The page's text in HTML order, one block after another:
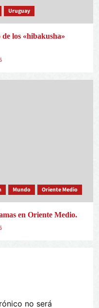
Uruguay
los «hibakusha»
Mundo Oriente Medio
en Oriente Medio.
no será